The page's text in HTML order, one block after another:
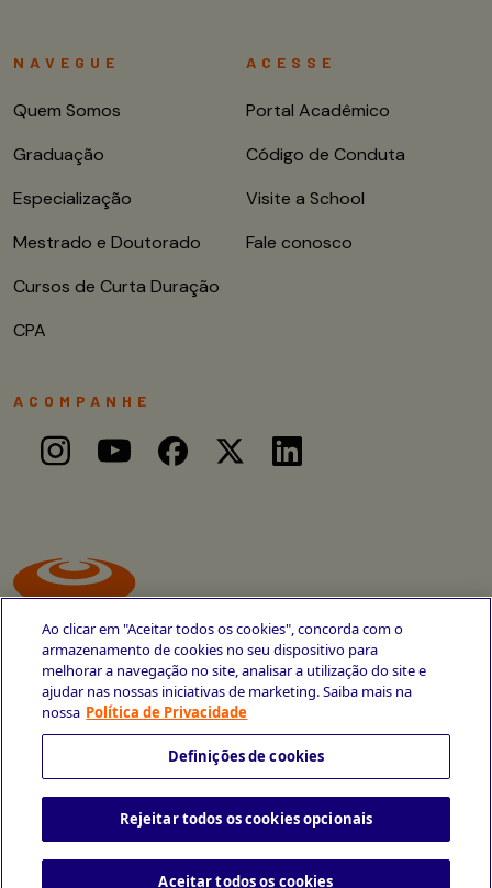
Avenida Cais do Apolo, 77
+55 81 3419-6700
Política de Privacidade Portal da Privacidade
NAVEGUE
Quem Somos
Graduação
Especialização
Mestrado e Doutorado
Cursos de Curta Duração
CPA
ACESSE
Portal Acadêmico
Código de Conduta
Visite a School
Fale conosco
ACOMPANHE
Ao clicar em "Aceitar todos os cookies", concorda com o
armazenamento de cookies no seu dispositivo para
melhorar a navegação no site, analisar a utilização do site e
ajudar nas nossas iniciativas de marketing. Saiba mais na
nossa Política de Privacidade
Definições de cookies
Rejeitar todos os cookies opcionais
Aceitar todos os cookies